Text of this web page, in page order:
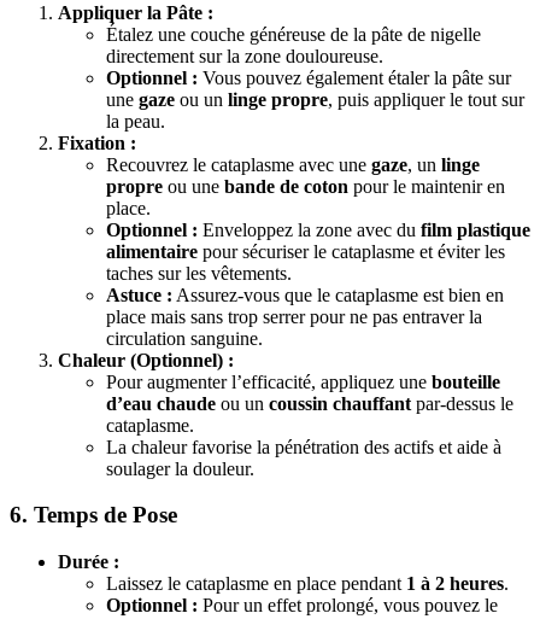
Appliquer la Pâte :
Étalez une couche généreuse de la pâte de nigelle
directement sur la zone douloureuse.
Optionnel : Vous pouvez également étaler la pâte sur
une gaze ou un linge propre, puis appliquer le tout sur
la peau.
Fixation :
Recouvrez le cataplasme avec une gaze, un linge
propre ou une bande de coton pour le maintenir en
place.
Optionnel : Enveloppez la zone avec du film plastique
alimentaire pour sécuriser le cataplasme et éviter les
taches sur les vêtements.
Astuce : Assurez-vous que le cataplasme est bien en
place mais sans trop serrer pour ne pas entraver la
circulation sanguine.
Chaleur (Optionnel) :
Pour augmenter l’efficacité, appliquez une bouteille
d’eau chaude ou un coussin chauffant par-dessus le
cataplasme.
La chaleur favorise la pénétration des actifs et aide à
soulager la douleur.
6. Temps de Pose
Durée :
Laissez le cataplasme en place pendant 1 à 2 heures.
Optionnel : Pour un effet prolongé, vous pouvez le